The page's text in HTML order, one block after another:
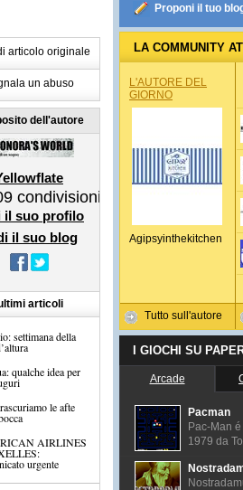
articolo originale
un abuso
dell'autore
condivisioni
il suo profilo
il suo blog
ultimi articoli
settimana della
qualche idea per
le afte
AIRLINES
urgente
Proponi il tuo
LA COMMUNITY
L'AUTORE DEL
GIORNO
Agipsyinthekitchen
Tutto sull'autore
I GIOCHI SU
Arcade
Pacman
Pac-Man
1979 da